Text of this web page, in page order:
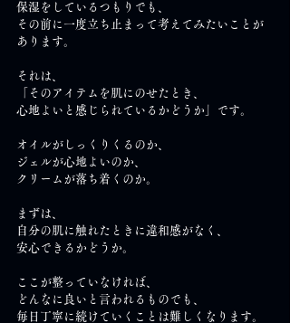
保湿をしているつもりでも、
その前に一度立ち止まって考えてみたいことが
あります。
それは、
「そのアイテムを肌にのせたとき、
心地よいと感じられているかどうか」です。
オイルがしっくりくるのか、
ジェルが心地よいのか、
クリームが落ち着くのか。
まずは、
自分の肌に触れたときに違和感がなく、
安心できるかどうか。
ここが整っていなければ、
どんなに良いと言われるものでも、
毎日丁寧に続けていくことは難しくなります。